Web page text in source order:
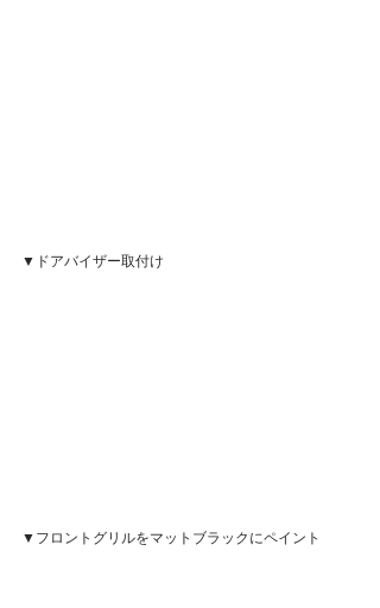
▼ドアバイザー取付け
▼フロントグリルをマットブラックにペイント